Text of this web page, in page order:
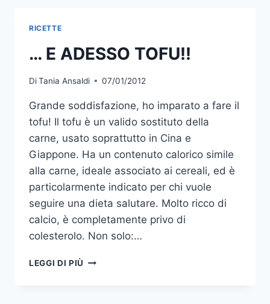
RICETTE
… E ADESSO TOFU!!
DiTania Ansaldi 07/01/2012
Grande soddisfazione, ho imparato a fare il
tofu! Il tofu è un valido sostituto della
carne, usato soprattutto in Cina e
Giappone. Ha un contenuto calorico simile
alla carne, ideale associato ai cereali, ed è
particolarmente indicato per chi vuole
seguire una dieta salutare. Molto ricco di
calcio, è completamente privo di
colesterolo. Non solo:…
LEGGI DI PIÙ